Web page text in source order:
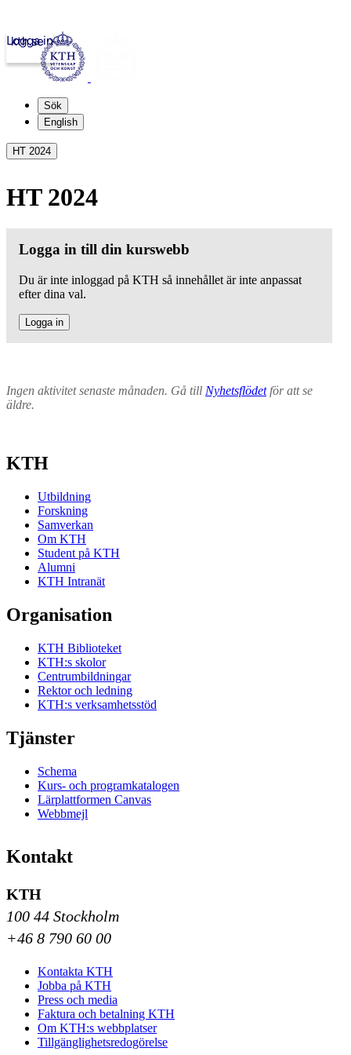
kth.se
Logga in
Sök
English
HT 2024
HT 2024
Logga in till din kurswebb
Du är inte inloggad på KTH så innehållet är inte anpassat
efter dina val.
Logga in
Ingen aktivitet senaste månaden. Gå till Nyhetsflödetför att se
äldre.
KTH
Utbildning
Forskning
Samverkan
Om KTH
Student på KTH
Alumni
KTH Intranät
Organisation
KTH Biblioteket
KTH:s skolor
Centrumbildningar
Rektor och ledning
KTH:s verksamhetsstöd
Tjänster
Schema
Kurs- och programkatalogen
Lärplattformen Canvas
Webbmejl
Kontakt
KTH
100 44 Stockholm
+46 8 790 60 00
Kontakta KTH
Jobba på KTH
Press och media
Faktura och betalning KTH
Om KTH:s webbplatser
Tillgänglighetsredogörelse